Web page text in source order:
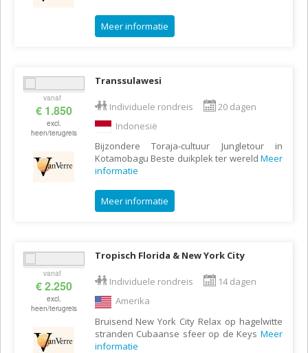
Meer informatie
vanaf
€ 1.850
excl.
heen/terugreis
Transsulawesi
Individuele rondreis
20 dagen
Indonesië
Bijzondere Toraja-cultuur Jungletour in
Kotamobagu Beste duikplek ter wereld Meer
informatie
Meer informatie
vanaf
€ 2.250
excl.
heen/terugreis
Tropisch Florida & New York City
Individuele rondreis
14 dagen
Amerika
Bruisend New York City Relax op hagelwitte
stranden Cubaanse sfeer op de Keys Meer
informatie